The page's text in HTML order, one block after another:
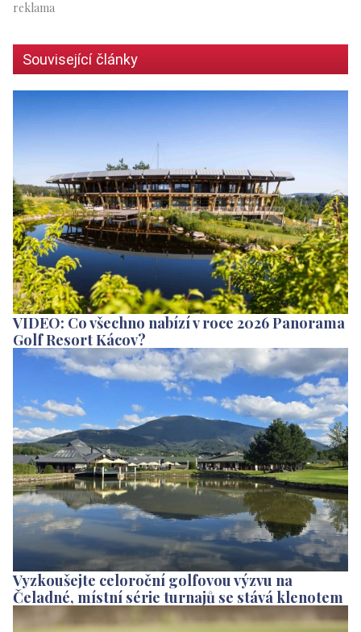
Související články
VIDEO: Co všechno nabízí v roce 2026 Panorama
Golf Resort Kácov?
Vyzkoušejte celoroční golfovou výzvu na
Čeladné, místní série turnajů se stává klenotem